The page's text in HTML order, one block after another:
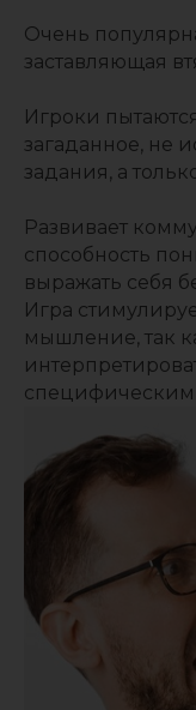
Очень
заставляющая
Игроки
загаданное, не
задания, а
Развивает
способность
выражать себя
Игра
мышление, так
специфическим